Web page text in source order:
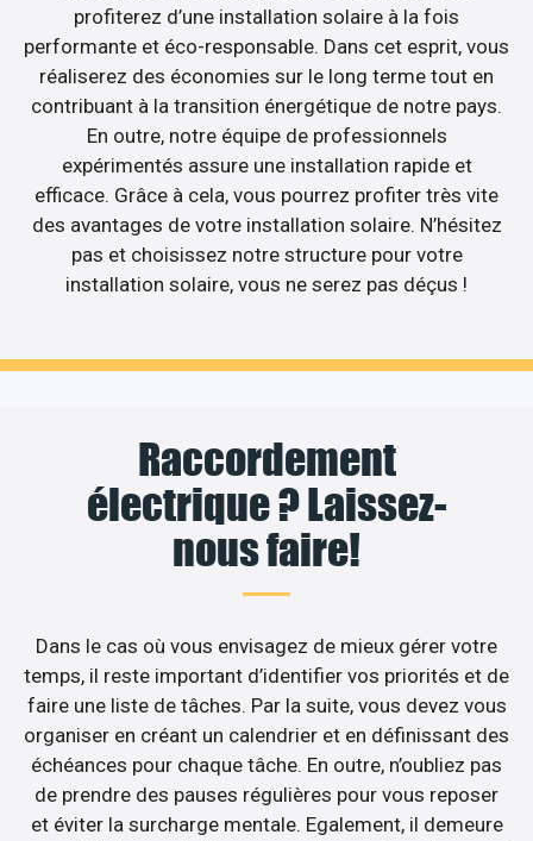
profiterez d’une installation solaire à la fois
performante et éco-responsable. Dans cet esprit, vous
réaliserez des économies sur le long terme tout en
contribuant à la transition énergétique de notre pays.
En outre, notre équipe de professionnels
expérimentés assure une installation rapide et
efficace. Grâce à cela, vous pourrez profiter très vite
des avantages de votre installation solaire. N’hésitez
pas et choisissez notre structure pour votre
installation solaire, vous ne serez pas déçus !
Raccordement
électrique ? Laissez-
nous faire!
Dans le cas où vous envisagez de mieux gérer votre
temps, il reste important d’identifier vos priorités et de
faire une liste de tâches. Par la suite, vous devez vous
organiser en créant un calendrier et en définissant des
échéances pour chaque tâche. En outre, n’oubliez pas
de prendre des pauses régulières pour vous reposer
et éviter la surcharge mentale. Egalement, il demeure